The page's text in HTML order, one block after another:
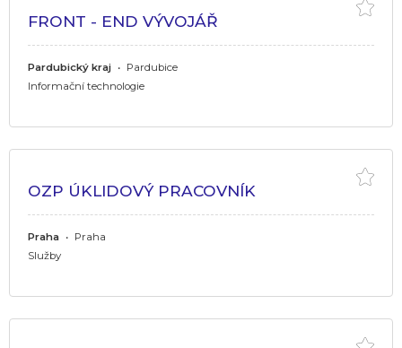
FRONT - END VÝVOJÁŘ
Pardubický kraj • Pardubice
Informační technologie
OZP ÚKLIDOVÝ PRACOVNÍK
Praha • Praha
Služby